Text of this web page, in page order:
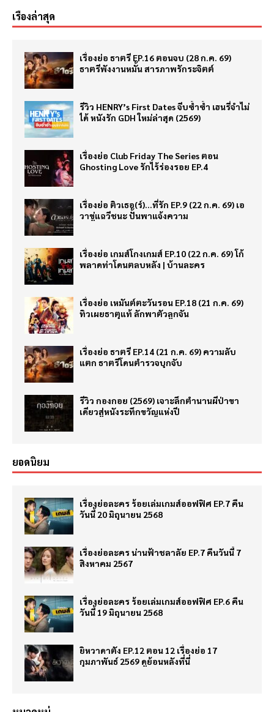
เรื่องล่าสุด
เรื่องย่อ ธาตรี EP.16 ตอนจบ (28 ก.ค. 69)
ธาตรีพังงานหมั้น สารภาพรักระจิตต์
รีวิว HENRY’s First Dates จีบซ้ำซ้ำ เฮนรี่จำไม่
ได้ หนังรัก GDH ใหม่ล่าสุด (2569)
เรื่องย่อ Club Friday The Series ตอน
Ghosting Love รักไร้ร่องรอย EP.4
เรื่องย่อ ติวเธอ(ร์)…ที่รัก EP.9 (22 ก.ค. 69) เอ
วาขู่แฉวีชนะ ปั้นพาแจ้งความ
เรื่องย่อ เกมส์โกงเกมส์ EP.10 (22 ก.ค. 69) โก้
พลาดท่าโดนตลบหลัง | บ้านละคร
เรื่องย่อ เหมันต์ตะวันรอน EP.18 (21 ก.ค. 69)
ทิวเผยธาตุแท้ ลักพาตัวลูกจัน
เรื่องย่อ ธาตรี EP.14 (21 ก.ค. 69) ความลับ
แตก ธาตรีโดนตำรวจบุกจับ
รีวิว กองกอย (2569) เจาะลึกตำนานผีป่าขา
เดียวสู่หนังระทึกขวัญแห่งปี
ยอดนิยม
เรื่องย่อละคร ร้อยเล่มเกมส์ออฟฟิศ EP.7 คืน
วันนี้ 20 มิถุนายน 2568
เรื่องย่อละคร น่านฟ้าชลาลัย EP.7 คืนวันนี้ 7
สิงหาคม 2567
เรื่องย่อละคร ร้อยเล่มเกมส์ออฟฟิศ EP.6 คืน
วันนี้ 19 มิถุนายน 2568
ยิหวาดาตัง EP.12 ตอน 12 เรื่องย่อ 17
กุมภาพันธ์ 2569 ดูย้อนหลังที่นี่